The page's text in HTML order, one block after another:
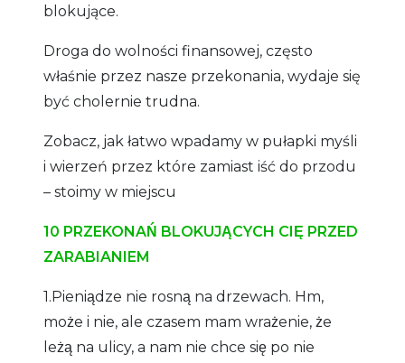
blokujące.
Droga do wolności finansowej, często
właśnie przez nasze przekonania, wydaje się
być cholernie trudna.
Zobacz, jak łatwo wpadamy w pułapki myśli
i wierzeń przez które zamiast iść do przodu
– stoimy w miejscu
10 PRZEKONAŃ BLOKUJĄCYCH CIĘ PRZED
ZARABIANIEM
1.Pieniądze nie rosną na drzewach. Hm,
może i nie, ale czasem mam wrażenie, że
leżą na ulicy, a nam nie chce się po nie